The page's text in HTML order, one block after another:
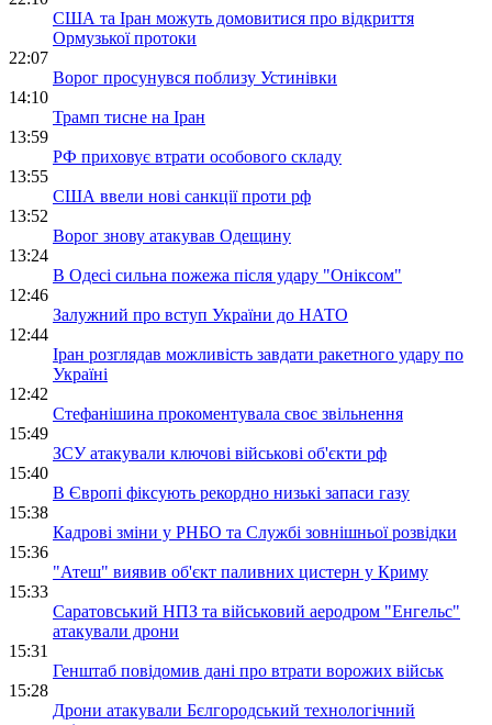
США та Іран можуть домовитися про відкриття
Ормузької протоки
22:07
Ворог просунувся поблизу Устинівки
14:10
Трамп тисне на Іран
13:59
РФ приховує втрати особового складу
13:55
США ввели нові санкції проти рф
13:52
Ворог знову атакував Одещину
13:24
В Одесі сильна пожежа після удару "Оніксом"
12:46
Залужний про вступ України до НАТО
12:44
Іран розглядав можливість завдати ракетного удару по
Україні
12:42
Стефанішина прокоментувала своє звільнення
15:49
ЗСУ атакували ключові військові об'єкти рф
15:40
В Європі фіксують рекордно низькі запаси газу
15:38
Кадрові зміни у РНБО та Службі зовнішньої розвідки
15:36
"Атеш" виявив об'єкт паливних цистерн у Криму
15:33
Саратовський НПЗ та військовий аеродром "Енгельс"
атакували дрони
15:31
Генштаб повідомив дані про втрати ворожих військ
15:28
Дрони атакували Бєлгородський технологічний